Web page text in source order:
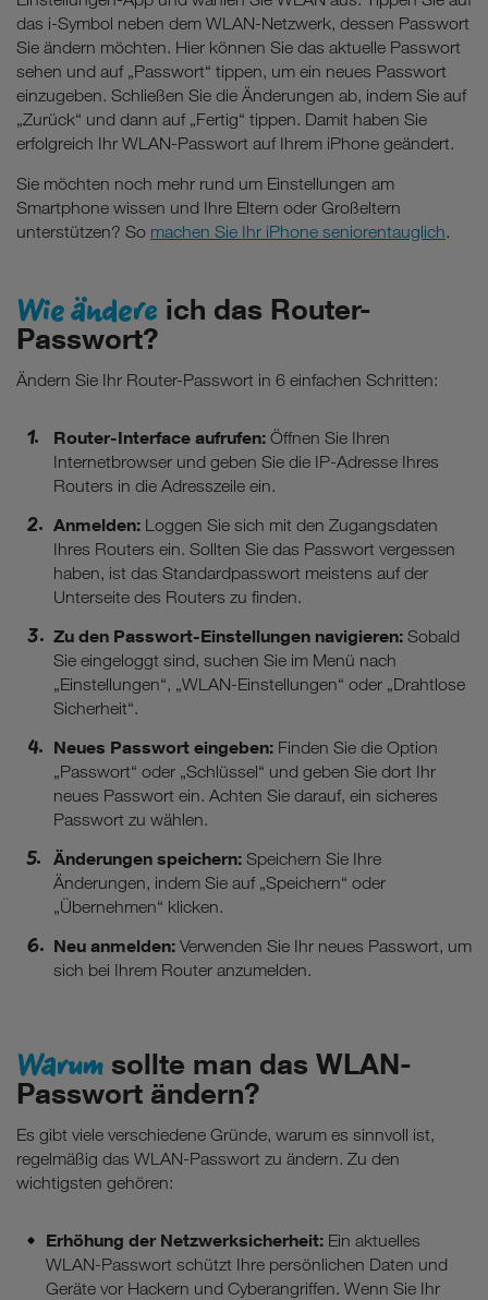
das i-Symbol neben dem WLAN-Netzwerk, dessen Passwort
Sie ändern möchten. Hier können Sie das aktuelle Passwort
sehen und auf „Passwort“ tippen, um ein neues Passwort
einzugeben. Schließen Sie die Änderungen ab, indem Sie auf
„Zurück“ und dann auf „Fertig“ tippen. Damit haben Sie
erfolgreich Ihr WLAN-Passwort auf Ihrem iPhone geändert.
Sie möchten noch mehr rund um Einstellungen am
Smartphone wissen und Ihre Eltern oder Großeltern
unterstützen? So machen Sie Ihr iPhone seniorentauglich.
Wie ändere ich das Router-
Passwort?
Ändern Sie Ihr Router-Passwort in 6 einfachen Schritten:
Router-Interface aufrufen: Öffnen Sie Ihren
Internetbrowser und geben Sie die IP-Adresse Ihres
Routers in die Adresszeile ein.
Anmelden: Loggen Sie sich mit den Zugangsdaten
Ihres Routers ein. Sollten Sie das Passwort vergessen
haben, ist das Standardpasswort meistens auf der
Unterseite des Routers zu finden.
Zu den Passwort-Einstellungen navigieren: Sobald
Sie eingeloggt sind, suchen Sie im Menü nach
„Einstellungen“, „WLAN-Einstellungen“ oder „Drahtlose
Sicherheit“.
Neues Passwort eingeben: Finden Sie die Option
„Passwort“ oder „Schlüssel“ und geben Sie dort Ihr
neues Passwort ein. Achten Sie darauf, ein sicheres
Passwort zu wählen.
Änderungen speichern: Speichern Sie Ihre
Änderungen, indem Sie auf „Speichern“ oder
„Übernehmen“ klicken.
Neu anmelden: Verwenden Sie Ihr neues Passwort, um
sich bei Ihrem Router anzumelden.
Warum sollte man das WLAN-
Passwort ändern?
Es gibt viele verschiedene Gründe, warum es sinnvoll ist,
regelmäßig das WLAN-Passwort zu ändern. Zu den
wichtigsten gehören:
Erhöhung der Netzwerksicherheit: Ein aktuelles
WLAN-Passwort schützt Ihre persönlichen Daten und
Geräte vor Hackern und Cyberangriffen. Wenn Sie Ihr